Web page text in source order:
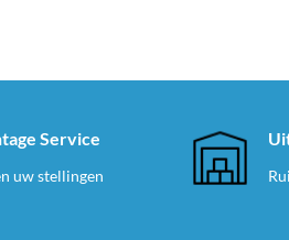
Service
uw stellingen